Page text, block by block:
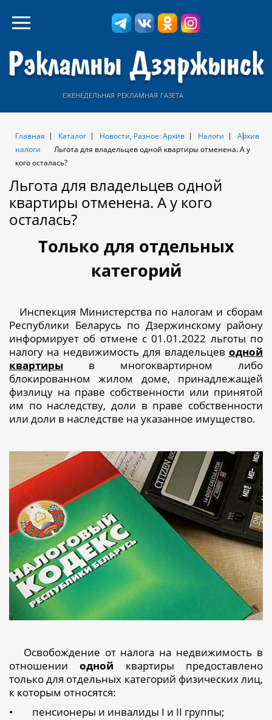
еженедельная рекламная газета
Главная Каталог Новости, Разное: Архив Налоги
Архив
налоги
Льгота для владельцев одной квартиры отменена. А у
кого осталась?
Льгота для владельцев одной
квартиры отменена. А у кого
осталась?
Только для отдельных
категорий
Инспекция Министерства по налогам и сборам
Республики Беларусь по Дзержинскому району
информирует об отмене с 01.01.2022 льготы по
налогу на недвижимость для владельцев одной
квартиры в многоквартирном либо
блокированном жилом доме, принадлежащей
физлицу на праве собственности или принятой
им по наследству, доли в праве собственности
или доли в наследстве на указанное имущество.
Освобождение от налога на недвижимость в
отношенииодной квартиры предоставлено
только для отдельных категорий физических лиц,
к которым относятся:
•
пенсионеры и инвалиды I и II группы;